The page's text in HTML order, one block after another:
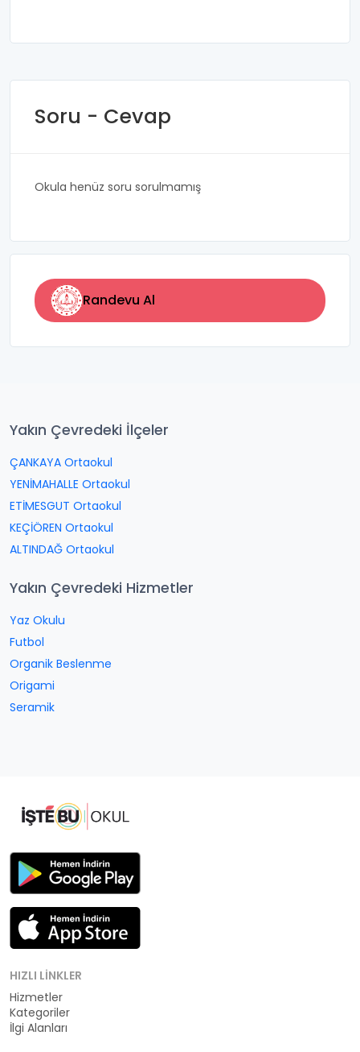
Soru - Cevap
Okula henüz soru sorulmamış
Randevu Al
Yakın Çevredeki İlçeler
ÇANKAYA Ortaokul
YENİMAHALLE Ortaokul
ETİMESGUT Ortaokul
KEÇİÖREN Ortaokul
ALTINDAĞ Ortaokul
Yakın Çevredeki Hizmetler
Yaz Okulu
Futbol
Organik Beslenme
Origami
Seramik
HIZLI LINKLER
Hizmetler
Kategoriler
İlgi Alanları